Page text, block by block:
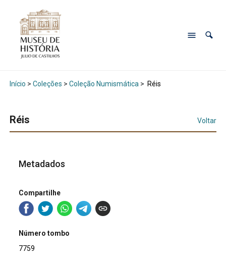
Início > Coleções > Coleção Numismática > Réis
Réis Voltar
Metadados
Compartilhe
Número tombo
7759